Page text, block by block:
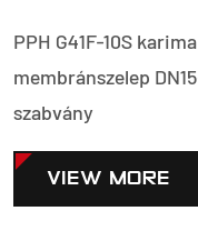
10S karima típusú
DN15-300 GB
MORE